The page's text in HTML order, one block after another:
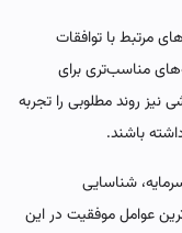
مرتبط با توافقات
مناسب‌تری برای
نیز روند مطلوبی را تجربه
باشند.
شناسایی
عوامل موفقیت در این